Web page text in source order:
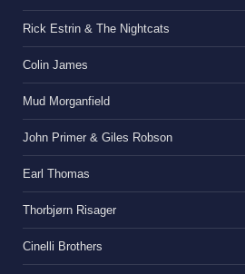
Rick Estrin & The Nightcats
Colin James
Mud Morganfield
John Primer & Giles Robson
Earl Thomas
Thorbjørn Risager
Cinelli Brothers